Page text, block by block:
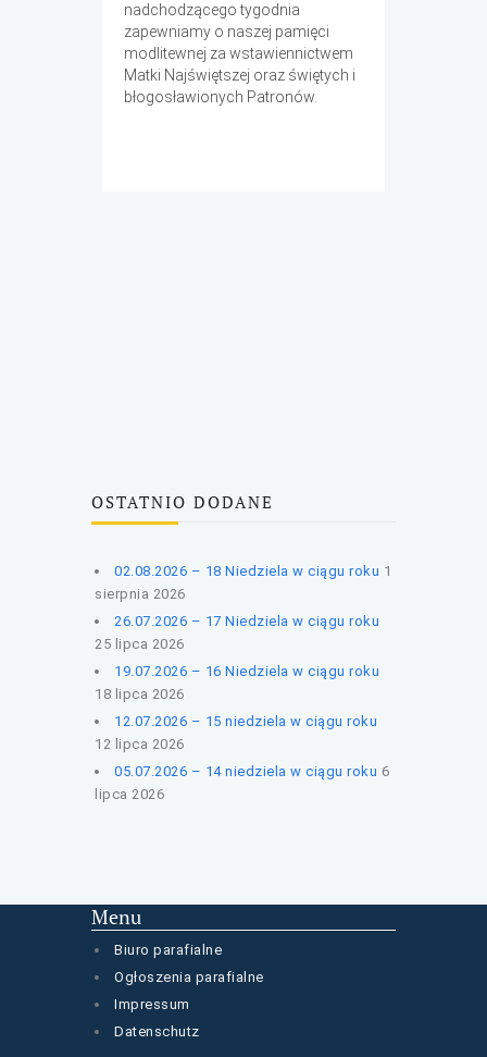
nadchodzącego tygodnia
zapewniamy o naszej pamięci
modlitewnej za wstawiennictwem
Matki Najświętszej oraz świętych i
błogosławionych Patronów.
OSTATNIO DODANE
02.08.2026 – 18 Niedziela w ciągu roku 1
sierpnia 2026
26.07.2026 – 17 Niedziela w ciągu roku
25 lipca 2026
19.07.2026 – 16 Niedziela w ciągu roku
18 lipca 2026
12.07.2026 – 15 niedziela w ciągu roku
12 lipca 2026
05.07.2026 – 14 niedziela w ciągu roku 6
lipca 2026
Menu
Biuro parafialne
Ogłoszenia parafialne
Impressum
Datenschutz